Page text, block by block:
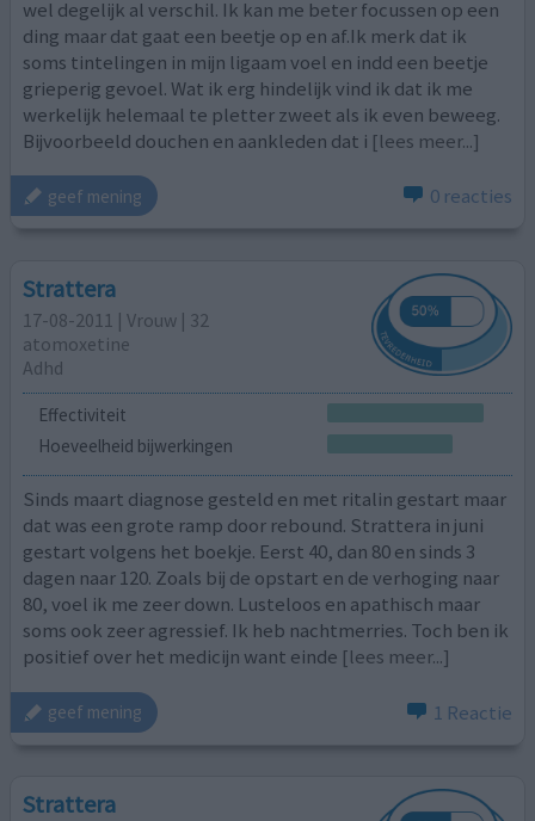
wel degelijk al verschil. Ik kan me beter focussen op een
ding maar dat gaat een beetje op en af.Ik merk dat ik
soms tintelingen in mijn ligaam voel en indd een beetje
grieperig gevoel. Wat ik erg hindelijk vind ik dat ik me
werkelijk helemaal te pletter zweet als ik even beweeg.
Bijvoorbeeld douchen en aankleden dat i [lees meer...]
geef mening 0 reacties
Strattera
17-08-2011 | Vrouw | 32
atomoxetine
Adhd
Effectiviteit
Hoeveelheid bijwerkingen
Sinds maart diagnose gesteld en met ritalin gestart maar
dat was een grote ramp door rebound. Strattera in juni
gestart volgens het boekje. Eerst 40, dan 80 en sinds 3
dagen naar 120. Zoals bij de opstart en de verhoging naar
80, voel ik me zeer down. Lusteloos en apathisch maar
soms ook zeer agressief. Ik heb nachtmerries. Toch ben ik
positief over het medicijn want einde [lees meer...]
geef mening 1 Reactie
Strattera